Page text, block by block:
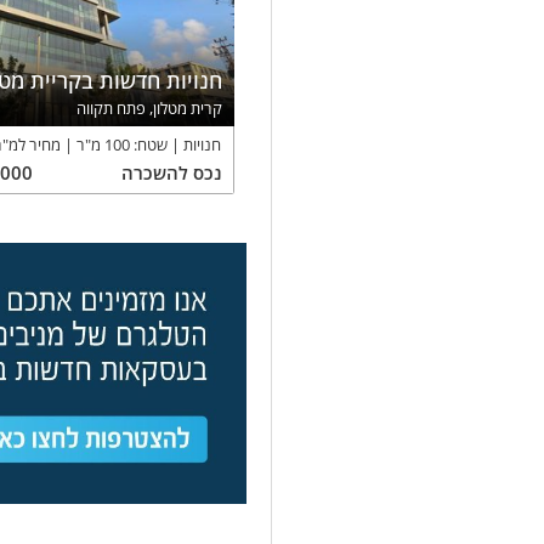
חנויות חדשות בקריית
קרית מטלון, פתח תקווה
חנויות
שטח: 100 מ"ר מחיר
נכס להשכרה